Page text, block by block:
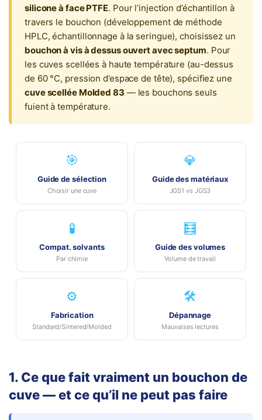
silicone à face PTFE. Pour l’injection d’échantillon à
travers le bouchon (développement de méthode
HPLC, échantillonnage à la seringue), choisissez un
bouchon à vis à dessus ouvert avec septum. Pour
les cuves scellées à haute température (au-dessus
de 60 °C, pression d’espace de tête), spécifiez une
cuve scellée Molded 83 — les bouchons seuls
fuient à température.
🎯
Guide de sélection
Choisir une cuve
💎
Guide des matériaux
JGS1 vs JGS3
🧪
Compat. solvants
Par chimie
🧮
Guide des volumes
Volume de travail
⚙️
Fabrication
Standard/Sintered/Molded
🛠️
Dépannage
Mauvaises lectures
1. Ce que fait vraiment un bouchon de
cuve — et ce qu’il ne peut pas faire